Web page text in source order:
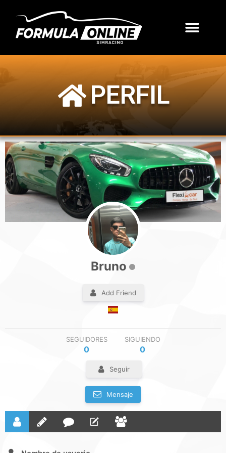
PERFIL
Bruno
Add Friend
SEGUIDORES
0
SIGUIENDO
0
Seguir
Mensaje